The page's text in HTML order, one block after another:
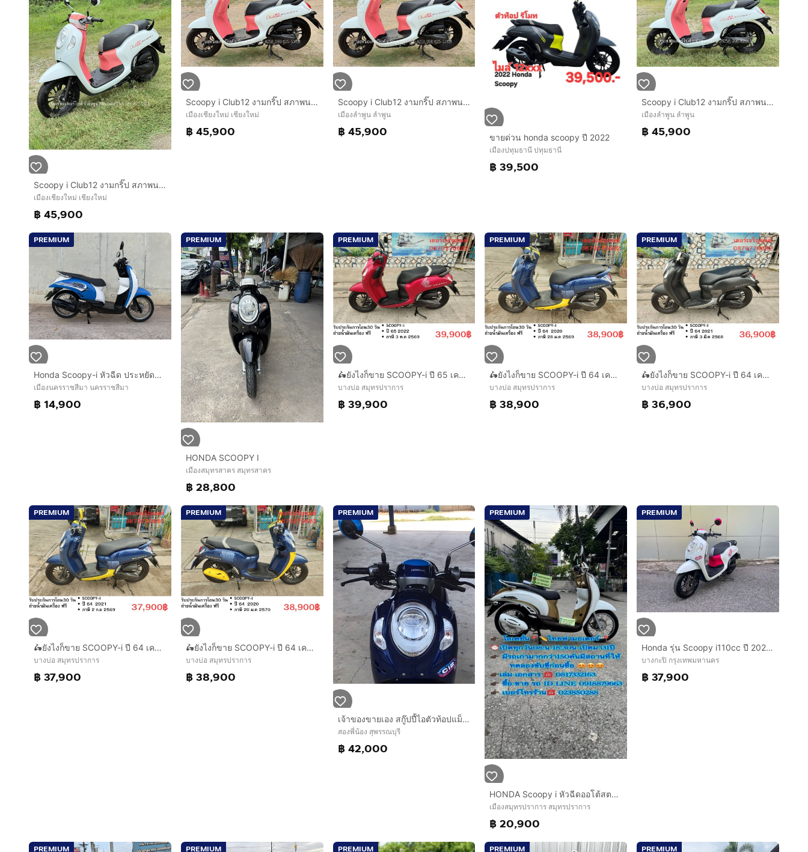
Scoopy i Club12 งามกริ๊ป สภาพนางฟ้า รถปี67(2024) ฟรีดาวน์ ออกรถ 0 บาท ไม่ค้ำ ผ่อนสบายๆ จร้า
เมืองเชียงใหม่ เชียงใหม่
฿ 45,900
Scoopy i Club12 งามกริ๊ป สภาพนางฟ้า รถปี67(2024) ฟรีดาวน์ ออกรถ 0 บาท ไม่ค้ำ ผ่อนสบายๆ จร้า
เมืองเชียงใหม่ เชียงใหม่
฿ 45,900
Scoopy i Club12 งามกริ๊ป สภาพนางฟ้า รถปี67(2024) ฟรีดาวน์ ออกรถ 0 บาท ไม่ค้ำ ผ่อนสบายๆ จร้า
เมืองลำพูน ลำพูน
฿ 45,900 ขายด่วน honda scoopy ปี 2022
เมืองปทุมธานี ปทุมธานี
฿ 39,500
Scoopy i Club12 งามกริ๊ป สภาพนางฟ้า รถปี67(2024) ฟรีดาวน์ ออกรถ 0 บาท ไม่ค้ำ ผ่อนสบายๆ จร้า
เมืองลำพูน ลำพูน
฿ 45,900
PREMIUM
Honda Scoopy-i หัวฉีด ประหยัดน้ำมัน
เมืองนครราชสีมา นครราชสีมา
฿ 14,900
PREMIUM
HONDA SCOOPY I
เมืองสมุทรสาคร สมุทรสาคร
฿ 28,800
PREMIUM
🛵ยังไงก็ขาย SCOOPY-i ปี 65 เครื่องดี สีสวย สตาร์ทมือ กุญแจรีโมท เล่มชุดโอนครบ+เปลี่ยนถ่ายน้ำมันเครื่องฟรี ส่งฟรี 30 กม.
บางบ่อ สมุทรปราการ
฿ 39,900
PREMIUM
🛵ยังไงก็ขาย SCOOPY-i ปี 64 เครื่องดี สีสวย สตาร์ทมือ กุญแจรีโมท เล่มชุดโอนครบ+เปลี่ยนถ่ายน้ำมันเครื่องฟรี ส่งฟรี30 ก.ม
บางบ่อ สมุทรปราการ
฿ 38,900
PREMIUM
🛵ยังไงก็ขาย SCOOPY-i ปี 64 เครื่องดี สีสวย สตาร์ทมือ กุญแจรีโมท เล่มชุดโอนครบ+เปลี่ยนถ่ายน้ำมันเครื่องฟรี ส่งฟรี30 ก.ม
บางบ่อ สมุทรปราการ
฿ 36,900
PREMIUM
🛵ยังไงก็ขาย SCOOPY-i ปี 64 เครื่องดี สีสวย สตาร์ทมือ กุญแจรีโมท เล่มชุดโอนครบ+เปลี่ยนถ่ายน้ำมันเครื่องฟรี ส่งฟรี30 ก.ม
บางบ่อ สมุทรปราการ
฿ 37,900
PREMIUM
🛵ยังไงก็ขาย SCOOPY-i ปี 64 เครื่องดี สีสวย สตาร์ทมือ กุญแจรีโมท เล่มชุดโอนครบ+เปลี่ยนถ่ายน้ำมันเครื่องฟรี ส่งฟรี30 ก.ม
บางบ่อ สมุทรปราการ
฿ 38,900
PREMIUM
เจ้าของขายเอง สกู๊ปปี้ไอตัวท้อปแม็ค12ไม่มีชนหนักไม่มีจมน้ำ
สองพี่น้อง สุพรรณบุรี
฿ 42,000
PREMIUM
HONDA Scoopy i หัวฉีดออโต้สตาร์ทมือเครื่องดีสีสวยต้องมาดูของจริงมีสถานที่ให้ทดลองขับขี่ก่อนซื้อ
เมืองสมุทรปราการ สมุทรปราการ
฿ 20,900
PREMIUM
Honda รุ่น Scoopy i110cc ปี 2022สตาร์ทมือ
บางกะปิ กรุงเทพมหานคร
฿ 37,900
PREMIUM PREMIUM PREMIUM PREMIUM PREMIUM